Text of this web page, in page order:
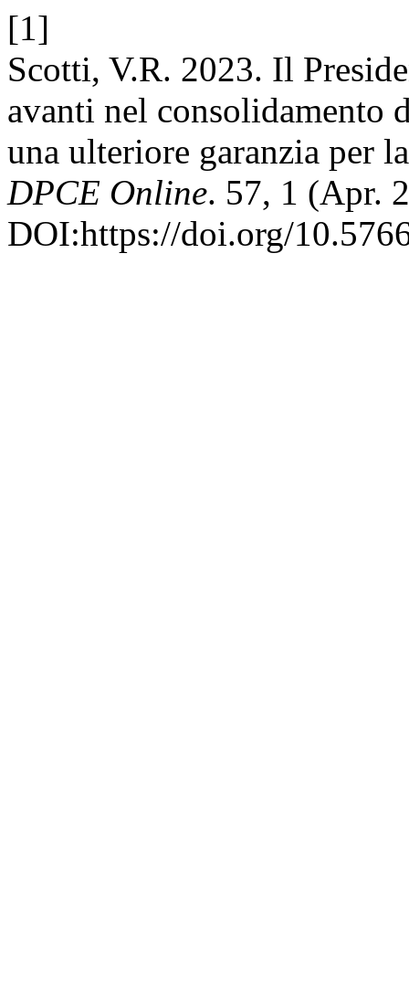
[1]
Scotti, V.R. 2023. Il
avanti nel consolidamento
una ulteriore garanzia per
DPCE Online. 57, 1 (Apr.
DOI:https://doi.org/